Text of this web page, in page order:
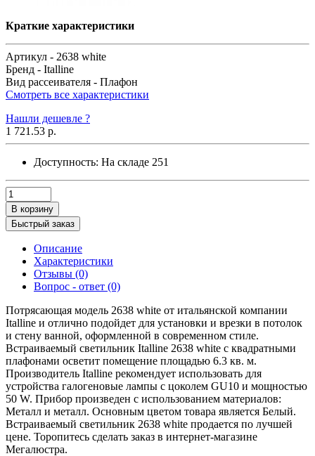
Краткие характеристики
Артикул - 2638 white
Бренд - Italline
Вид рассеивателя - Плафон
Смотреть все характеристики
Нашли дешевле ?
1 721.53 р.
Доступность: На складе 251
В корзину
Быстрый заказ
Описание
Характеристики
Отзывы (0)
Вопрос - ответ (0)
Потрясающая модель 2638 white от итальянской компании
Italline и отлично подойдет для установки и врезки в потолок
и стену ванной, оформленной в современном стиле.
Встраиваемый светильник Italline 2638 white с квадратными
плафонами осветит помещение площадью 6.3 кв. м.
Производитель Italline рекомендует использовать для
устройства галогеновые лампы с цоколем GU10 и мощностью
50 W. Прибор произведен с использованием материалов:
Металл и металл. Основным цветом товара является Белый.
Встраиваемый светильник 2638 white продается по лучшей
цене. Торопитесь сделать заказ в интернет-магазине
Мегалюстра.